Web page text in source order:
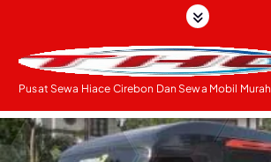
o
c
o
Pusat Sewa Hiace Cirebon Dan Sewa Mobil Murah